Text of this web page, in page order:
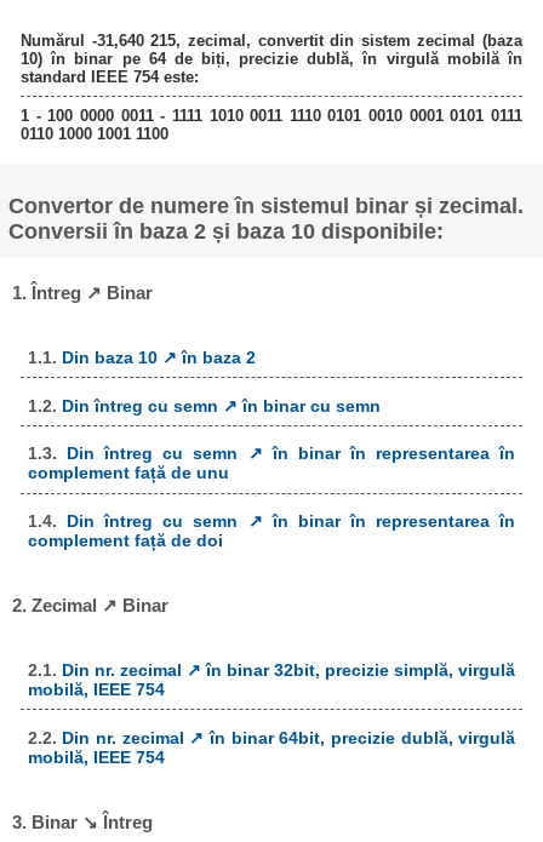
Numărul -31,640 215, zecimal, convertit din sistem zecimal (baza
10) în binar pe 64 de biți, precizie dublă, în virgulă mobilă în
standard IEEE 754 este:
1 - 100 0000 0011 - 1111 1010 0011 1110 0101 0010 0001 0101 0111
0110 1000 1001 1100
Convertor de numere în sistemul binar și zecimal.
Conversii în baza 2 și baza 10 disponibile:
1. Întreg ↗ Binar
1.1. Din baza 10 ↗ în baza 2
1.2. Din întreg cu semn ↗ în binar cu semn
1.3. Din întreg cu semn ↗ în binar în representarea în
complement față de unu
1.4. Din întreg cu semn ↗ în binar în representarea în
complement față de doi
2. Zecimal ↗ Binar
2.1. Din nr. zecimal ↗ în binar 32bit, precizie simplă, virgulă
mobilă, IEEE 754
2.2. Din nr. zecimal ↗ în binar 64bit, precizie dublă, virgulă
mobilă, IEEE 754
3. Binar ↘ Întreg